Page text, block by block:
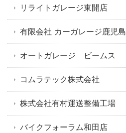
リライトガレージ東開店
有限会社 カーガレージ鹿児島
オートガレージ ビームス
コムラテック株式会社
株式会社有村運送整備工場
バイクフォーラム和田店